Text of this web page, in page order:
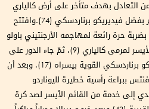
التعادل بهدف متأخر على أرض كالياري
العنيد وصاحب المركز السادس عشر بفضل فيديريكو برناردسكي (74).وافتتح
حرة رائعة لمهاجمه الأرجنتيني باولو
ديبالا انفجرت في عارضة المقص الأيسر لمرمى كالياري (9)، ثمّ جاء الدور على
القائم الأيسر لصد تسديدة فيديريكو برناردسكي القوية بيسراه (17). وبعد أن
رأسية خطيرة لليوناردو
البولندي إلى خدمة من القائم الأيسر لصد كرة